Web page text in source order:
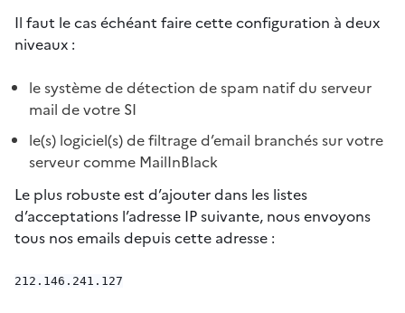
Il faut le cas échéant faire cette configuration à deux
niveaux :
le système de détection de spam natif du serveur
mail de votre SI
le(s) logiciel(s) de filtrage d’email branchés sur votre
serveur comme MailInBlack
Le plus robuste est d’ajouter dans les listes
d’acceptations l’adresse IP suivante, nous envoyons
tous nos emails depuis cette adresse :
212.146.241.127